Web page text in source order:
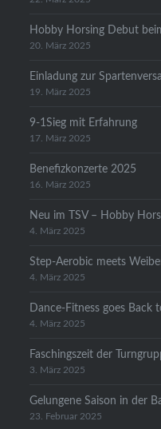
Hobby Horsing Debut
20. März 2025
Einladung zur
19. März 2025
9-1Sieg mit Erfahrung
17. März 2025
Benefizkonzerte 2025
16. März 2025
Neu im TSV – Hobby
4. März 2025
Step-Aerobic meets
4. März 2025
Dance-Fitness goes Back
4. März 2025
Faschingszeit der
3. März 2025
Gelungene Saison in der
23. Februar 2025